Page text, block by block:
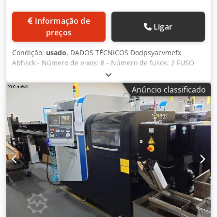
ACESSÓRIOS - Comando: Fanuc 31i-B - Lâmpada de status
tricolor - Motorização das ferramentas acionadas nos: S11,
S21, S51 - Bucha guia motorizada - Remoção de peças -
Ejetor de peças - Correia transportadora de peças -
Transportador de cavacos - Tanque de líquido
refrigerante: KNOLL * com bomba de alta pressão * com
filtro de papel - Carregador de barras: TORNOS SBF326-
3.2M - Sistema de combate a incêndio* Obs.:
Funcionamento não garantido. Deve ser verificado por uma
empresa qualificada pelo comprador. - Transformador
elétrico
preços
Ligar
Condição: usado, DADOS TÉCNICOS Dodpsyacvmefx
Abhsck - Número de eixos: 8 - Número de fusos: 2 FUSO
PRINCIPAL - Diâmetro máx. da barra: 13 mm -
Comprimento máx. de usinagem: 190 mm - Velocidade do
fuso: 15.000 rpm - Potência do acionamento do fuso: 4 kW -
Resolução mínima do eixo C: 0,001 graus FUSO CONTRA
(SUBSPINDEL) - Diâmetro máx. da barra: 13 mm -
Velocidade do fuso: 15.000 rpm - Potência do acionamento
do fuso: 4 kW - Resolução mínima do eixo C: 0,001 graus
SUPORTE DE BUCHA 1 - Número de posições: 8 - Número
de posições motorizadas: 3 - Velocidade das ferramentas
acionadas: 6.000 rpm - Potência das ferramentas
acionadas: 1 kW SUPORTE DE BUCHA 2 - Número de
posições: 8 - Número de posições motorizadas: 2 -
Velocidade das ferramentas acionadas: 6.000 rpm -
Potência das ferramentas acionadas: 1 kW DISPOSITIVO
Anúncio classificado